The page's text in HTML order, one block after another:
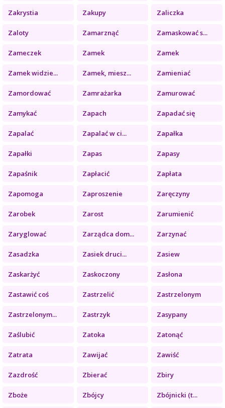
Zakrystia Zakupy Zaliczka
Zaloty Zamarznąć Zamaskować s...
Zameczek Zamek Zamek
Zamek widzie... Zamek, miesz... Zamieniać
Zamordować Zamrażarka Zamurować
Zamykać Zapach Zapadać się
Zapalać Zapalać w ci... Zapałka
Zapałki Zapas Zapasy
Zapaśnik Zapłacić Zapłata
Zapomoga Zaproszenie Zaręczyny
Zarobek Zarost Zarumienić
Zaryglować Zarządca dom... Zarzynać
Zasadzka Zasiek druci... Zasiew
Zaskarżyć Zaskoczony Zasłona
Zastawić coś Zastrzelić Zastrzelonym
Zastrzelonym... Zastrzyk Zasypany
Zaślubić Zatoka Zatonąć
Zatrata Zawijać Zawiść
Zazdrość Zbierać Zbiry
Zboże Zbójcy Zbójnicki (t...